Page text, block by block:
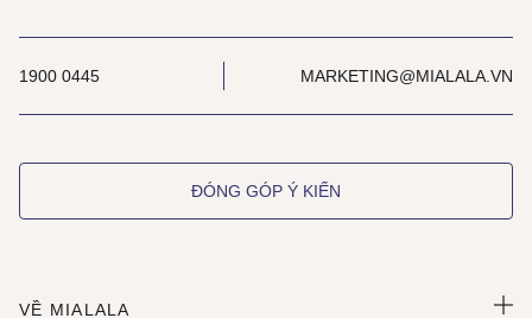
1900 0445 MARKETING@MIALALA.VN
ĐÓNG GÓP Ý KIẾN
VỀ MIALALA